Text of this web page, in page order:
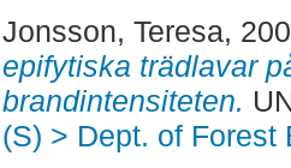
Jonsson, Teresa,
epifytiska trädlavar
brandintensiteten.
(S) > Dept. of Forest